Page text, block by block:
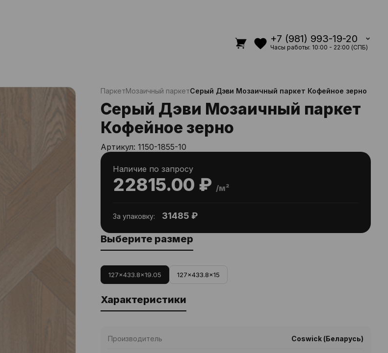
+7 (981) 993-19-20
Часы работы: 10:00 - 22:00 (СПБ)
ПаркетМозаичный паркетСерый Дэви Мозаичный паркет Кофейное зерно
Серый Дэви Мозаичный паркет
Кофейное зерно
Артикул:1150-1855-10
22815.00 ₽ /м²
Наличие по запросу
За упаковку: 31485 ₽
Выберите размер
127x433.8x19.05 127x433.8x15
Характеристики
Производитель Coswick (Беларусь)